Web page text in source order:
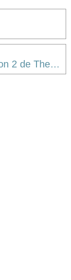
Je viens de voir la fin de la saison 2 de The Affair...